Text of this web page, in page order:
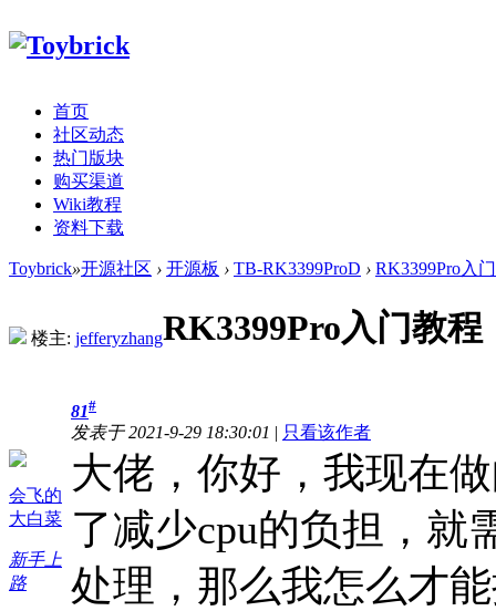
首页
社区动态
热门版块
购买渠道
Wiki教程
资料下载
Toybrick»开源社区 › 开源板 › TB-RK3399ProD › RK3399Pro入
楼主: jefferyzhangRK3399Pro入门教
会飞的
大白菜
新手上
路
81#
发表于 2021-9-29 18:30:01 | 只看该作者
大佬，你好，我现在
了减少cpu的负担，就
处理，那么我怎么才